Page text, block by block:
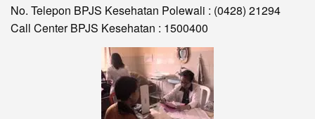
No. Telepon BPJS Kesehatan Polewali : (0428) 21294
Call Center BPJS Kesehatan : 1500400